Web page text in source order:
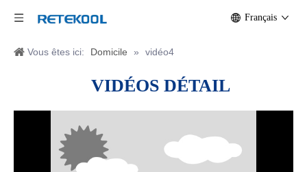
Français
Vous êtes ici: Domicile » vidéo4
VIDÉOS DÉTAIL